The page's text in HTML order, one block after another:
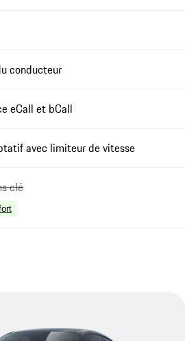
conducteur
eCall et bCall
avec limiteur de vitesse
clé